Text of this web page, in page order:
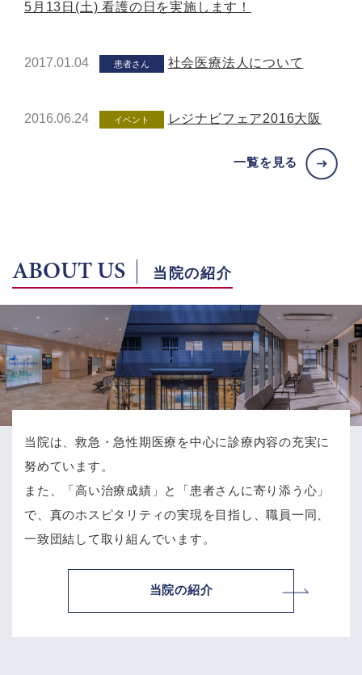
5月13日(土) 看護の日を実施します！
2017.01.04 患者さん 社会医療法人について
2016.06.24 イベント レジナビフェア2016大阪
一覧を見る
ABOUT US 当院の紹介
当院は、救急・急性期医療を中心に診療内容の充実に
努めています。
また、「高い治療成績」と「患者さんに寄り添う心」
で、 真のホスピタリティの実現を目指し、職員一同、
一致団結して取り組んでいます。
当院の紹介